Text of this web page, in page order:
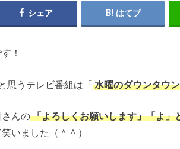
シェア はてブ
！
思うテレビ番組は「水曜のダウンタウン
んの「よろしくお願いします」「よ」
いました（＾＾）